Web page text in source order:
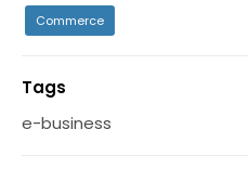
Commerce
Tags
e-business